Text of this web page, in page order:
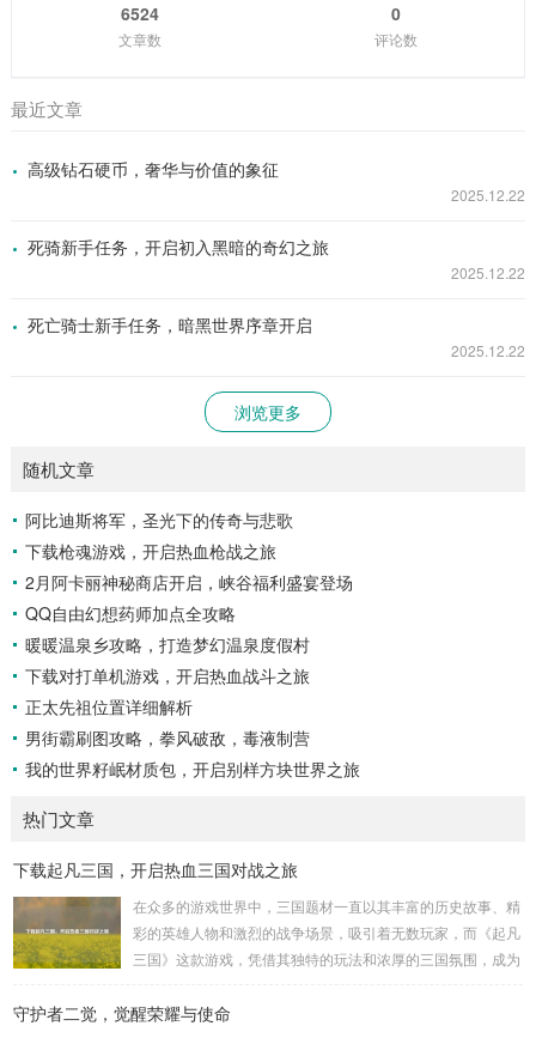
6524
文章数
0
评论数
最近文章
高级钻石硬币，奢华与价值的象征
2025.12.22
死骑新手任务，开启初入黑暗的奇幻之旅
2025.12.22
死亡骑士新手任务，暗黑世界序章开启
2025.12.22
浏览更多
随机文章
阿比迪斯将军，圣光下的传奇与悲歌
下载枪魂游戏，开启热血枪战之旅
2月阿卡丽神秘商店开启，峡谷福利盛宴登场
QQ自由幻想药师加点全攻略
暖暖温泉乡攻略，打造梦幻温泉度假村
下载对打单机游戏，开启热血战斗之旅
正太先祖位置详细解析
男街霸刷图攻略，拳风破敌，毒液制营
我的世界籽岷材质包，开启别样方块世界之旅
热门文章
下载起凡三国，开启热血三国对战之旅
在众多的游戏世界中，三国题材一直以其丰富的历史故事、精
彩的英雄人物和激烈的战争场景，吸引着无数玩家，而《起凡
三国》这款游戏，凭借其独特的玩法和浓厚的三国氛围，成为
何进行起凡三国下载,开启一段热血的三国对战之旅。 《起凡
守护者二觉，觉醒荣耀与使命